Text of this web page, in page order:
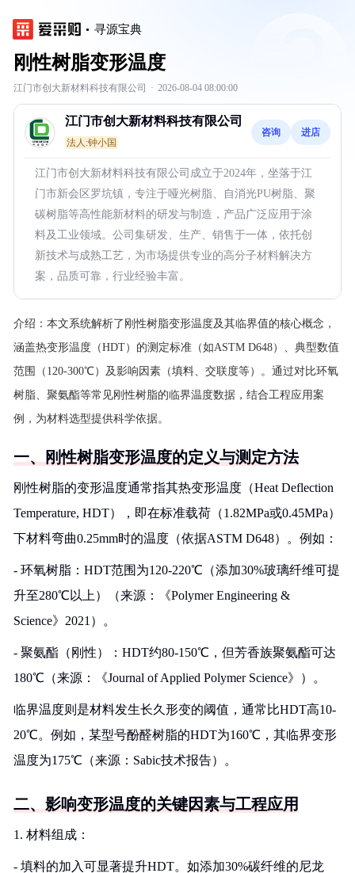
寻源宝典
刚性树脂变形温度
江门市创大新材料科技有限公司 · 2026-08-04 08:00:00
江门市创大新材料科技有限公司
法人:钟小国
咨询 进店
江门市创大新材料科技有限公司成立于2024年，坐落于江
门市新会区罗坑镇，专注于哑光树脂、自消光PU树脂、聚
碳树脂等高性能新材料的研发与制造，产品广泛应用于涂
料及工业领域。公司集研发、生产、销售于一体，依托创
新技术与成熟工艺，为市场提供专业的高分子材料解决方
案，品质可靠，行业经验丰富。
介绍： 本文系统解析了刚性树脂变形温度及其临界值的核心概念，
涵盖热变形温度（HDT）的测定标准（如ASTM D648）、典型数值
范围（120-300℃）及影响因素（填料、交联度等）。通过对比环氧
树脂、聚氨酯等常见刚性树脂的临界温度数据，结合工程应用案
例，为材料选型提供科学依据。
一、刚性树脂变形温度的定义与测定方法
刚性树脂的变形温度通常指其热变形温度（Heat Deflection
Temperature, HDT），即在标准载荷（1.82MPa或0.45MPa）
下材料弯曲0.25mm时的温度（依据ASTM D648）。例如：
- 环氧树脂：HDT范围为120-220℃（添加30%玻璃纤维可提
升至280℃以上）（来源：《Polymer Engineering &
Science》2021）。
- 聚氨酯（刚性）：HDT约80-150℃，但芳香族聚氨酯可达
180℃（来源：《Journal of Applied Polymer Science》）。
临界温度则是材料发生长久形变的阈值，通常比HDT高10-
20℃。例如，某型号酚醛树脂的HDT为160℃，其临界变形
温度为175℃（来源：Sabic技术报告）。
二、影响变形温度的关键因素与工程应用
1. 材料组成：
- 填料的加入可显著提升HDT。如添加30%碳纤维的尼龙